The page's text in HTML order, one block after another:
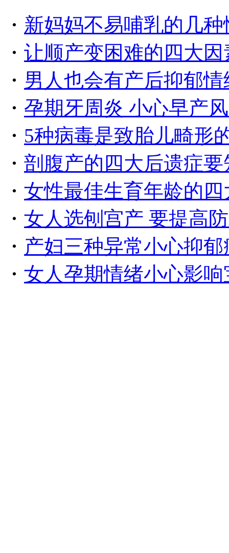
・ 新妈妈不易哺乳的几种
・ 让顺产变困难的四大因
・ 男人也会有产后抑郁
・ 孕期牙周炎 小心早产
・ 5种病毒是致胎儿畸形
・ 剖腹产的四大后遗症要
・ 女性最佳生育年龄的四
・ 女人选刨宫产 要提高
・ 产妇三种异常小心抑郁
・ 女人孕期情绪小心影